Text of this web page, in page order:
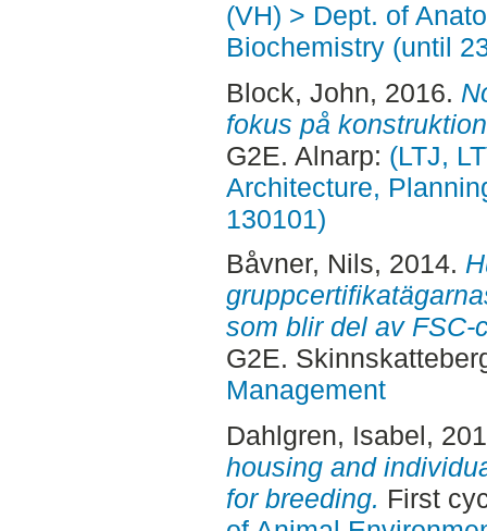
(VH) > Dept. of
Biochemistry (until
Block, John, 2016.
fokus på
G2E. Alnarp: (LTJ,
Architecture,
130101)
Båvner, Nils, 2014.
som blir del av FSC-
G2E.
Management
Dahlgren, Isabel,
housing and
for breeding. First